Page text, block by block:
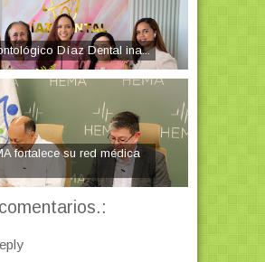
Díaz Dental ina...
fortalece su red médica